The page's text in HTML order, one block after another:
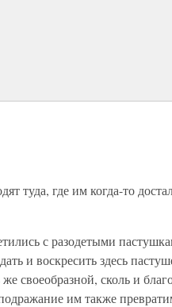
туда, где им когда-то
с разодетыми
и воскресить здесь
своеобразной, сколь и
им также